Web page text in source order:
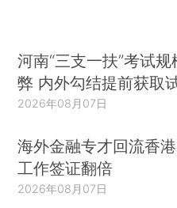
河南“三支一扶”考试
弊 内外勾结提前获取
2026年08月07日
海外金融专才回流香
工作签证翻倍
2026年08月07日